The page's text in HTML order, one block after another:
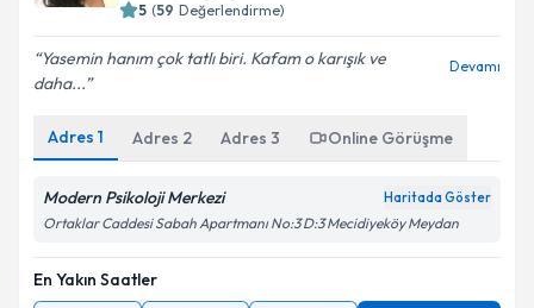
5 (59 Değerlendirme)
Yasemin hanım çok tatlı biri. Kafam o karışık ve
daha...
Devamı
Adres 1 Adres 2 Adres 3 Online Görüşme
Modern Psikoloji Merkezi Haritada Göster
Ortaklar Caddesi Sabah Apartmanı No:3 D:3 Mecidiyeköy Meydan
En Yakın Saatler